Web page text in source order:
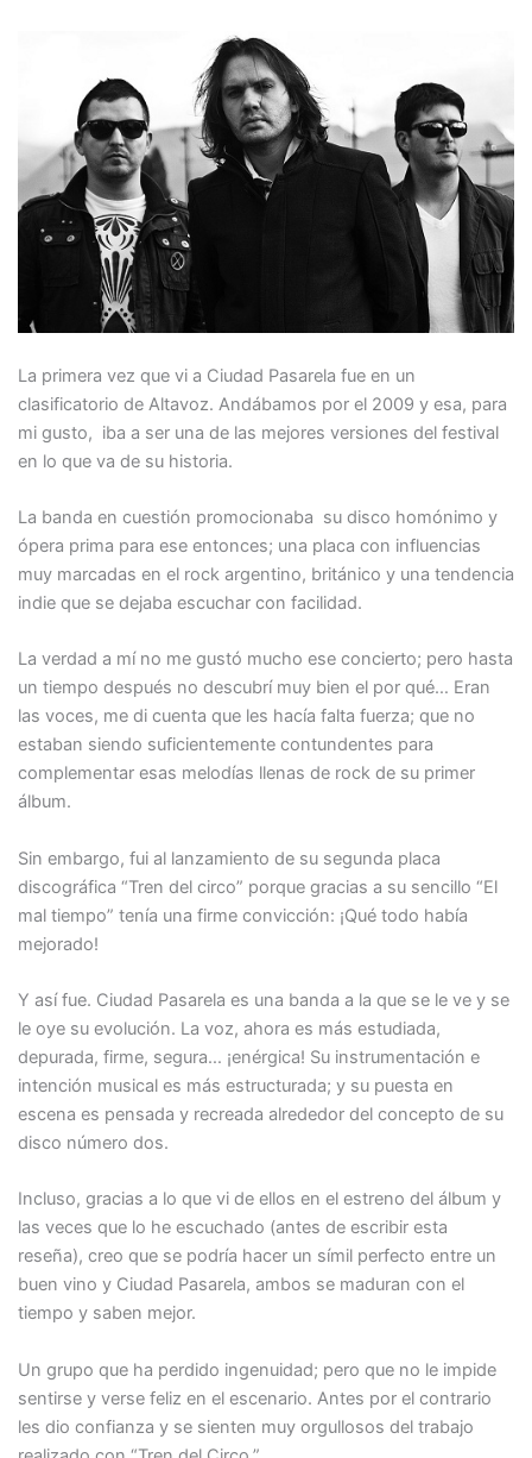
La primera vez que vi a Ciudad Pasarela fue en un
clasificatorio de Altavoz. Andábamos por el 2009 y esa, para
mi gusto, iba a ser una de las mejores versiones del festival
en lo que va de su historia.
La banda en cuestión promocionaba su disco homónimo y
ópera prima para ese entonces; una placa con influencias
muy marcadas en el rock argentino, británico y una tendencia
indie que se dejaba escuchar con facilidad.
La verdad a mí no me gustó mucho ese concierto; pero hasta
un tiempo después no descubrí muy bien el por qué… Eran
las voces, me di cuenta que les hacía falta fuerza; que no
estaban siendo suficientemente contundentes para
complementar esas melodías llenas de rock de su primer
álbum.
Sin embargo, fui al lanzamiento de su segunda placa
discográfica “Tren del circo” porque gracias a su sencillo “El
mal tiempo” tenía una firme convicción: ¡Qué todo había
mejorado!
Y así fue. Ciudad Pasarela es una banda a la que se le ve y se
le oye su evolución. La voz, ahora es más estudiada,
depurada, firme, segura… ¡enérgica! Su instrumentación e
intención musical es más estructurada; y su puesta en
escena es pensada y recreada alrededor del concepto de su
disco número dos.
Incluso, gracias a lo que vi de ellos en el estreno del álbum y
las veces que lo he escuchado (antes de escribir esta
reseña), creo que se podría hacer un símil perfecto entre un
buen vino y Ciudad Pasarela, ambos se maduran con el
tiempo y saben mejor.
Un grupo que ha perdido ingenuidad; pero que no le impide
sentirse y verse feliz en el escenario. Antes por el contrario
les dio confianza y se sienten muy orgullosos del trabajo